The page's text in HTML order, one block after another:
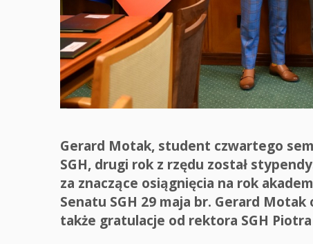
Gerard Motak, student czwartego
SGH, drugi rok z rzędu został
za znaczące osiągnięcia na rok
Senatu SGH 29 maja br. Gerard
także gratulacje od rektora SGH